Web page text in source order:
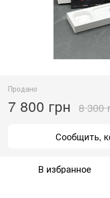
Продано
7 800 грн 8 300
Сообщить,
В избранное